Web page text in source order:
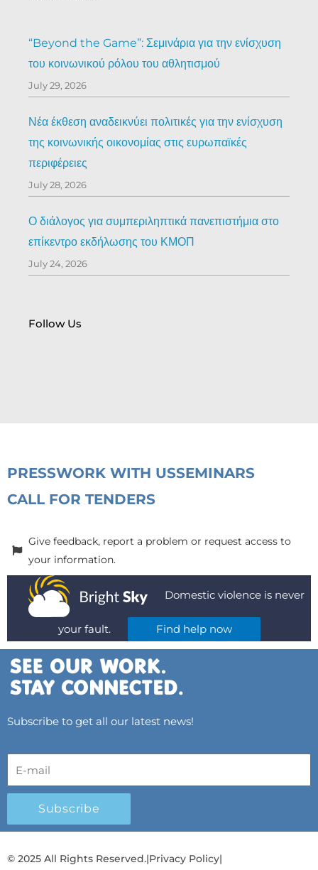
“Beyond the Game”: Σεμινάρια για την ενίσχυση
του κοινωνικού ρόλου του αθλητισμού
July 29, 2026
Νέα έκθεση αναδεικνύει πολιτικές για την ενίσχυση
της κοινωνικής οικονομίας στις ευρωπαϊκές
περιφέρειες
July 28, 2026
Ο διάλογος για συμπεριληπτικά πανεπιστήμια στο
επίκεντρο εκδήλωσης του ΚΜΟΠ
July 24, 2026
Follow Us
PRESSWORK WITH USSEMINARS
CALL FOR TENDERS
Give feedback, report a problem or request access to
your information.
Domestic violence is never
your fault. Find help now
Subscribe to get all our latest news!
Subscribe
© 2025 All Rights Reserved.|Privacy Policy|